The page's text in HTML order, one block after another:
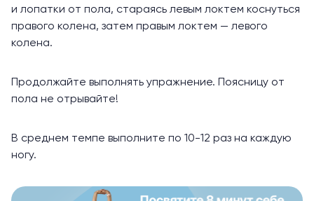
и лопатки от пола, стараясь левым локтем коснуться
правого колена, затем правым локтем — левого
колена.
Продолжайте выполнять упражнение. Поясницу от
пола не отрывайте!
В среднем темпе выполните по 10-12 раз на каждую
ногу.